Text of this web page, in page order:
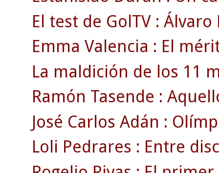
El test de GolTV : Álvaro
Emma Valencia : El
La maldición de los 11
Ramón Tasende :
José Carlos Adán :
Loli Pedrares : Entre